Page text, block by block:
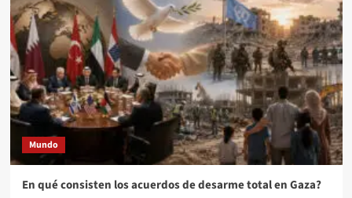
Mundo
En qué consisten los acuerdos de desarme total en Gaza?